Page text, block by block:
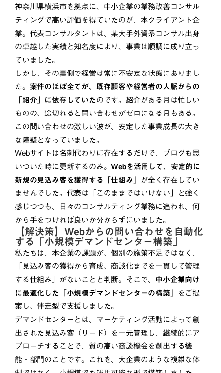
神奈川県横浜市を拠点に、中小企業の業務改善コンサル
ティングで高い評価を得ていたのが、本クライアント企
業。代表コンサルタントは、某大手外資系コンサル出身
の卓越した実績と知名度により、事業は順調に成り立っ
ていました。
しかし、その裏側で経営は常に不安定な状態にありまし
た。 案件のほぼ全てが、既存顧客や経営者の人脈からの
「紹介」に依存していたのです。紹介がある月は忙しい
ものの、途切れると問い合わせがゼロになる月もある。
この問い合わせの激しい波が、安定した事業成長の大き
な障壁となっていました。
Webサイトは名刺代わりに存在するだけで、ブログも思
いついた時に更新するのみ。 Webを活用して、安定的に
新規の見込み客を獲得する「仕組み」 が全く存在してい
ませんでした。代表は「このままではいけない」と強く
感じつつも、日々のコンサルティング業務に追われ、何
から手をつければ良いか分からずにいました。
【解決策】Webからの問い合わせを自動化
する「小規模デマンドセンター構築」
私たちは、本企業の課題が、個別の施策不足ではなく、
「見込み客の獲得から育成、商談化までを一貫して管理
する仕組み」がないことと判断。そこで、 中小企業向け
に最適化した「小規模デマンドセンターの構築」 をご提
案し、伴走型で支援しました。
デマンドセンターとは、マーケティング活動によって創
出された見込み客（リード）を一元管理し、継続的にア
プローチすることで、質の高い商談機会を創出する機
能・部門のことです。これを、大企業のような複雑な体